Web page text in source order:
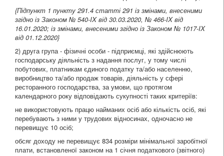
{Підпункт 1 пункту 291.4 статті 291 із змінами, внесеними
згідно із Законом № 540-IX від 30.03.2020, № 466-IX від
16.01.2020; із змінами, внесеними згідно із Законом № 1017-IX
від 01.12.2020}
2) друга група - фізичні особи - підприємці, які здійснюють
господарську діяльність з надання послуг, у тому числі
побутових, платникам єдиного податку та/або населенню,
виробництво та/або продаж товарів, діяльність у сфері
ресторанного господарства, за умови, що протягом
календарного року відповідають сукупності таких критеріїв:
не використовують працю найманих осіб або кількість осіб, які
перебувають з ними у трудових відносинах, одночасно не
перевищує 10 осіб;
обсяг доходу не перевищує 834 розміри мінімальної заробітної
плати, встановленої законом на 1 січня податкового (звітного)